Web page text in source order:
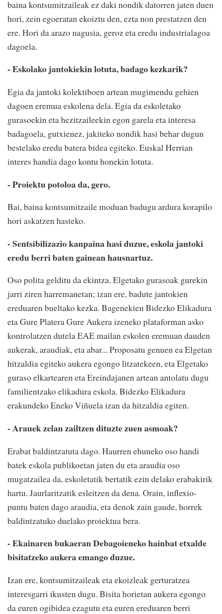
baina kontsumitzaileak ez daki nondik datorren jaten duen
hori, zein egoeratan ekoiztu den, ezta non prestatzen den
ere. Hori da arazo nagusia, geroz eta eredu industrialagoa
dagoela.
- Eskolako jantokiekin lotuta, badago kezkarik?
Egia da jantoki kolektiboen artean mugimendu gehien
dagoen eremua eskolena dela. Egia da eskoletako
gurasoekin eta hezitzaileekin egon garela eta interesa
badagoela, gutxienez, jakiteko nondik hasi behar dugun
bestelako eredu batera bidea egiteko. Euskal Herrian
interes handia dago kontu honekin lotuta.
- Proiektu potoloa da, gero.
Bai, baina kontsumitzaile moduan badugu ardura korapilo
hori askatzen hasteko.
- Sentsibilizazio kanpaina hasi duzue, eskola jantoki
eredu berri baten gainean hausnartuz.
Oso polita gelditu da ekintza. Elgetako gurasoak gurekin
jarri ziren harremanetan; izan ere, badute jantokien
ereduaren bueltako kezka. Bagenekien Bidezko Elikadura
eta Gure Platera Gure Aukera izeneko plataforman asko
kontrolatzen dutela EAE mailan eskolen eremuan dauden
aukerak, araudiak, eta abar... Proposatu genuen ea Elgetan
hitzaldia egiteko aukera egongo litzatekeen, eta Elgetako
guraso elkartearen eta Ereindajanen artean antolatu dugu
familientzako elikadura eskola. Bidezko Elikadura
erakundeko Eneko Viñuela izan da hitzaldia egiten.
- Arauek zelan zailtzen dituzte zuen asmoak?
Erabat baldintzatuta dago. Haurren ehuneko oso handi
batek eskola publikoetan jaten du eta araudia oso
mugatzailea da, eskoletatik bertatik ezin delako erabakirik
hartu. Jaurlaritzatik esleitzen da dena. Orain, inflexio-
puntu baten dago araudia, eta denok zain gaude, horrek
baldintzatuko duelako proiektua bera.
- Ekainaren bukaeran Debagoieneko hainbat etxalde
bisitatzeko aukera emango duzue.
Izan ere, kontsumitzaileak eta ekoizleak gerturatzea
interesgarri ikusten dugu. Bisita horietan aukera egongo
da euren ogibidea ezagutu eta euren ereduaren berri